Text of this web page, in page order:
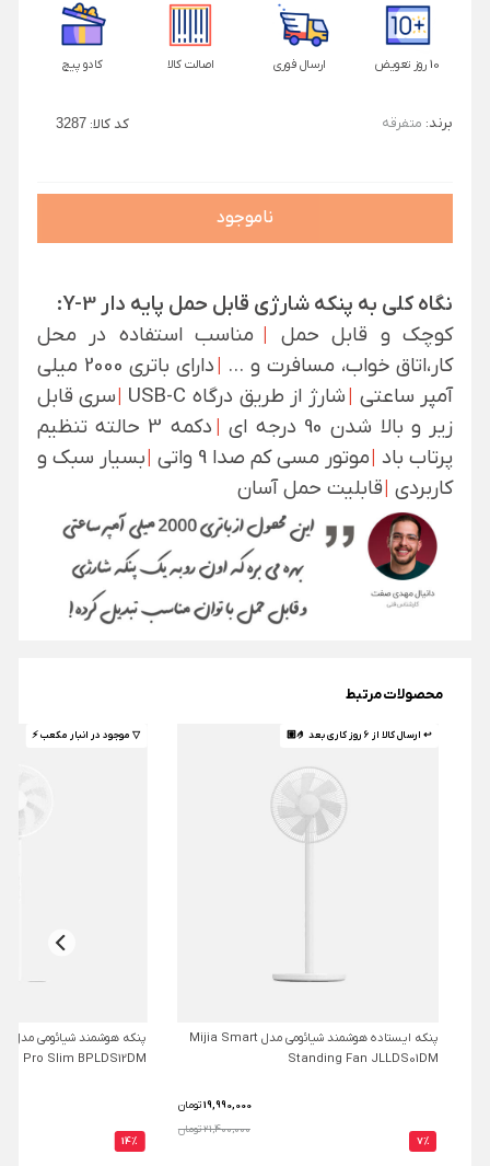
10 روز تعویض ارسال فوری اصالت کالا کادو پیچ
برند: متفرقه کد کالا:3287
ناموجود
نگاه کلی به پنکه شارژی قابل حمل پایه دار Y-3:
کوچک و قابل حمل
مناسب استفاده در محل
کار،اتاق خواب، مسافرت و …
دارای باتری 2000 میلی
آمپر ساعتی شارژ از طریق درگاه USB-C
سری قابل
زیر و بالا شدن 90 درجه ای
دکمه 3 حالته تنظیم
پرتاب باد موتور مسی کم صدا 9 واتی
بسیار سبک و
کاربردی قابلیت حمل آسان
محصولات مرتبط
↩ ارسال کالا از 6 روز کاری بعد 🤌🏼
پنکه ایستاده هوشمند شیائومی مدل Mijia Smart
Standing Fan JLLDS01DM
19,990,000تومان
21,400,000 تومان
7%
▽ موجود در انبار مکعب ⚡️
Pro Slim BPLDS12DM
14%